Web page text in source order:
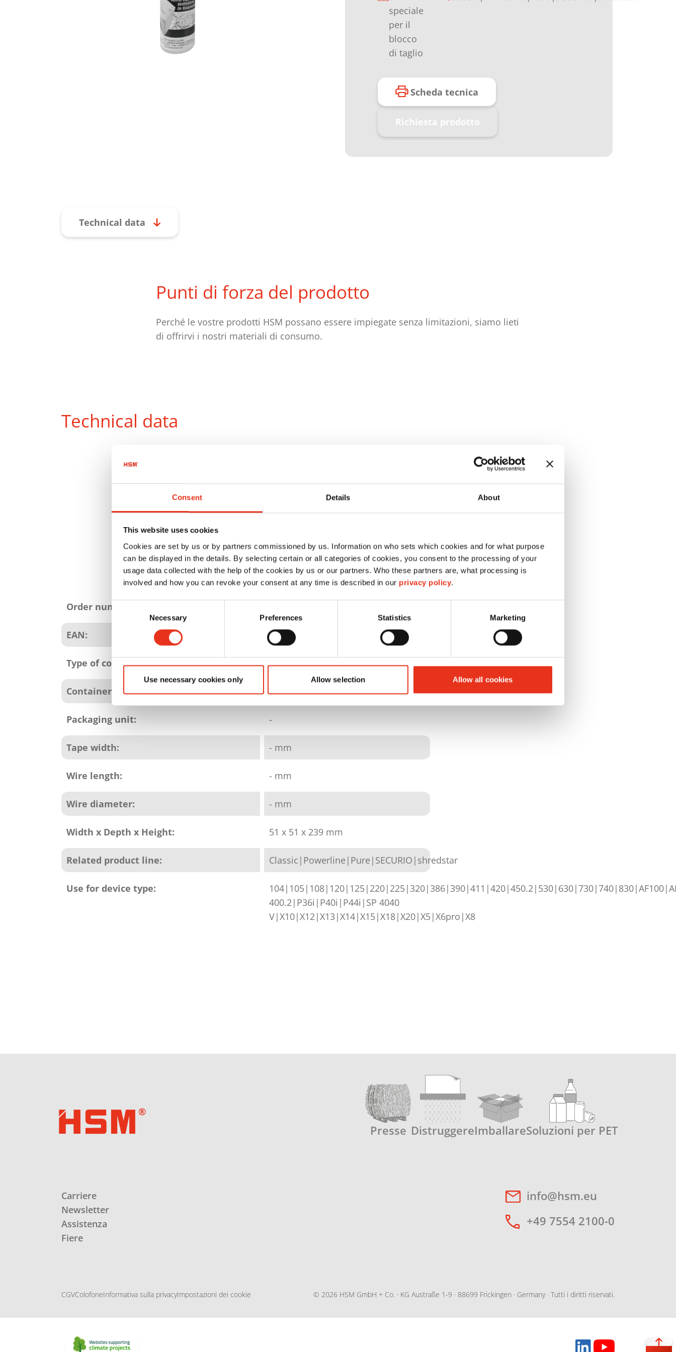
Consent Details About
This website uses cookies
Cookies are set by us or by partners commissioned by us. Information on who sets which cookies and for what purpose
can be displayed in the details. By selecting certain or all categories of cookies, you consent to the processing of your
usage data collected with the help of the cookies by us or our partners. Who these partners are, what processing is
involved and how you can revoke your consent at any time is described in our privacy policy.
Consent
Necessary Preferences Statistics Marketing
Use necessary cookies only Allow selection Allow all cookies
speciale
per il
blocco
di taglio
Scheda tecnica
Richiesta prodotto
Technical data
Punti di forza del prodotto
Perché le vostre prodotti HSM possano essere impiegate senza limitazioni, siamo lieti
di offrirvi i nostri materiali di consumo.
Technical data
attributes
Olio spec. per il blocco
di taglio -
Classic/Powerline/Pure/SECURIO/shredstar
Order number:
EAN: 4026631026796
Type of consumables: olio speciale per il blocco di taglio
Container size: 250
Packaging unit: -
Tape width: - mm
Wire length: - mm
Wire diameter: - mm
Width x Depth x Height: 51 x 51 x 239 mm
Related product line: Classic|Powerline|Pure|SECURIO|shredstar
Use for device type:
400.2|P36i|P40i|P44i|SP 4040
V|X10|X12|X13|X14|X15|X18|X20|X5|X6pro|X8
Presse DistruggereImballareSoluzioni per PET
Carriere
Newsletter
Assistenza
Fiere
info@hsm.eu
+49 7554 2100-0
CGVColofoneInformativa sulla privacyImpostazioni dei cookie © 2026 HSM GmbH + Co. · KG Austraße 1-9 · 88699 Frickingen · Germany · Tutti i diritti riservati.